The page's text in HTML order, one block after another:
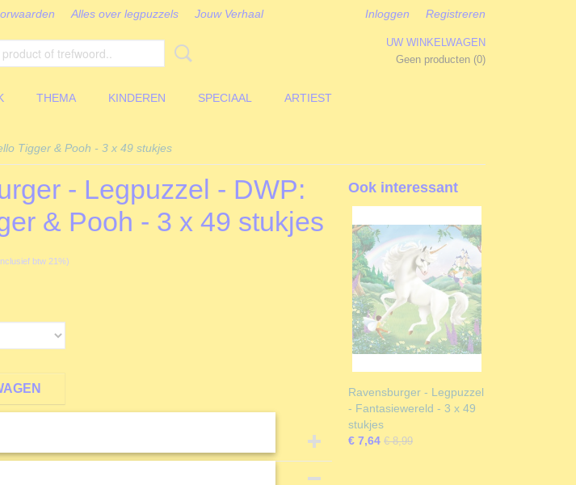
Alles over legpuzzels Jouw Verhaal Inloggen Registreren
UW WINKELWAGEN
Geen producten (0)
THEMA KINDEREN SPECIAAL ARTIEST
Tigger & Pooh - 3 x 49 stukjes
- Legpuzzel - DWP:
& Pooh - 3 x 49 stukjes
btw 21%)
Ook interessant
Ravensburger - Legpuzzel
- Fantasiewereld - 3 x 49
stukjes
€ 7,64 € 8,99